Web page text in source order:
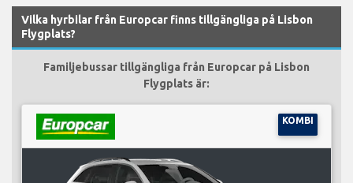
Vilka hyrbilar från Europcar finns tillgängliga på Lisbon
Flygplats?
Familjebussar tillgängliga från Europcar på Lisbon
Flygplats är:
KOMBI